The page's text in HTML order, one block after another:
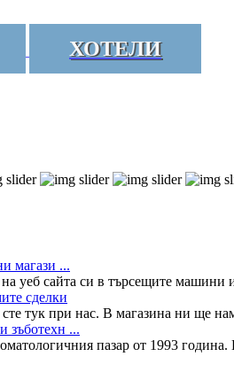
ХОТЕЛИ
магази ...
уеб сайта си в търсещите машини
сделки
тук при нас. В магазина ни ще
зъботехн ...
пазар от 1993